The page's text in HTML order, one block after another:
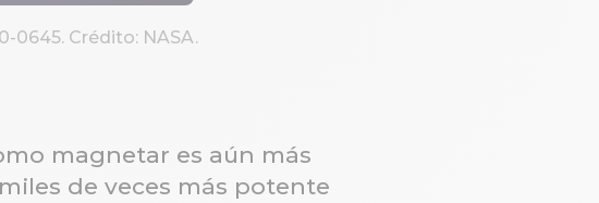
0645. Crédito: NASA.
magnetar es aún más
de veces más potente